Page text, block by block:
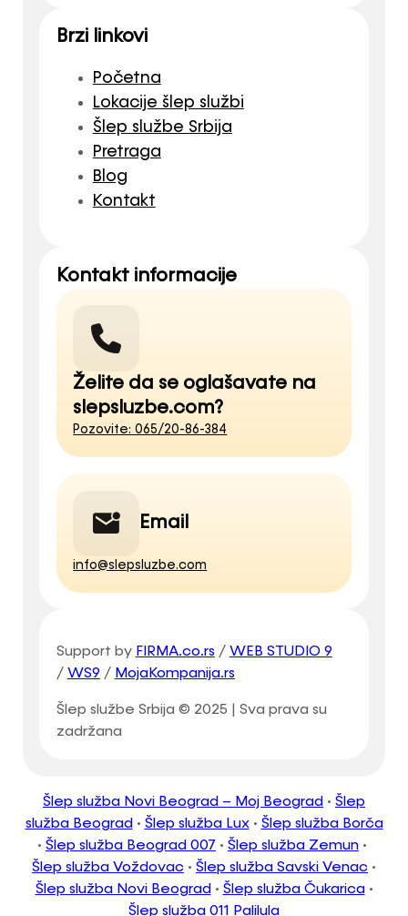
Brzi linkovi
Početna
Lokacije šlep službi
Šlep službe Srbija
Pretraga
Blog
Kontakt
Kontakt informacije
Želite da se oglašavate na
slepsluzbe.com?
Pozovite: 065/20-86-384
Email
info@slepsluzbe.com
Šlep službe Srbija © 2025 | Sva prava su
zadržana
Support by FIRMA.co.rs / WEB STUDIO 9
/ WS9 / MojaKompanija.rs
Šlep služba Novi Beograd – Moj Beograd • Šlep
služba Beograd • Šlep služba Lux• Šlep služba Borča
• Šlep služba Beograd 007 • Šlep služba Zemun •
Šlep služba Voždovac • Šlep služba Savski Venac •
Šlep služba Novi Beograd • Šlep služba Čukarica•
Šlep služba 011 Palilula